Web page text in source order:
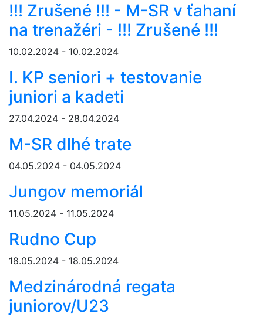
!!! Zrušené !!! - M-SR v ťahaní
na trenažéri - !!! Zrušené !!!
10.02.2024 - 10.02.2024
I. KP seniori + testovanie
juniori a kadeti
27.04.2024 - 28.04.2024
M-SR dlhé trate
04.05.2024 - 04.05.2024
Jungov memoriál
11.05.2024 - 11.05.2024
Rudno Cup
18.05.2024 - 18.05.2024
Medzinárodná regata
juniorov/U23